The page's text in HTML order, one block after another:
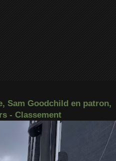
Sam Goodchild en patron,
- Classement